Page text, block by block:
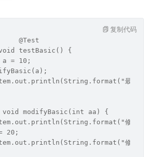
		@Test
testBasic() {
= 10;
最终结
modifyBasic(int aa) {
修改之
20;
修改之
复制代码